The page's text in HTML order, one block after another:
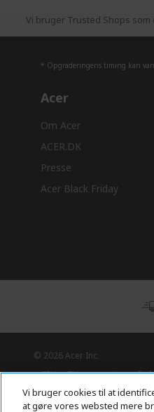
Vi bruger Trusted Shops
* Opgraderingens timing kan
Acer
Om Acer
ACER.DK
Presse
Acer Black Friday
© 2026 Acer Inc.
CPYou BV er autoriseret
tjenester, der tilbydes i
Vi bruger cookies til at
at gøre vores websted mere